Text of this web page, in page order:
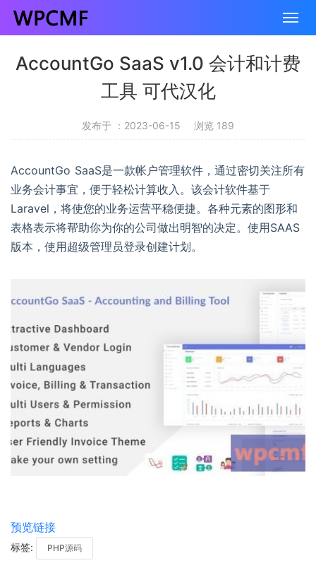
AccountGo SaaS v1.0 会计和计费
工具 可代汉化
发布于 ：2023-06-15 浏览 189
AccountGo SaaS是一款帐户管理软件，通过密切关注所有
业务会计事宜，便于轻松计算收入。该会计软件基于
Laravel，将使您的业务运营平稳便捷。各种元素的图形和
表格表示将帮助你为你的公司做出明智的决定。使用SAAS
版本，使用超级管理员登录创建计划。
预览链接
标签: PHP源码